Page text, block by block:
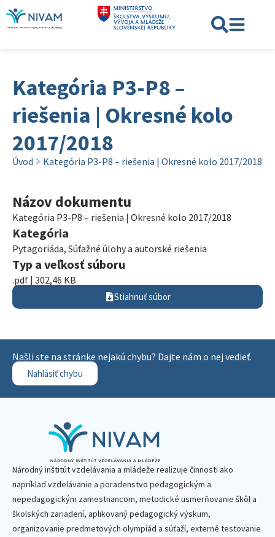
Kategória P3-P8 –
riešenia | Okresné kolo
2017/2018
Úvod Kategória P3-P8 – riešenia | Okresné kolo 2017/2018
Názov dokumentu
Kategória P3-P8 – riešenia | Okresné kolo 2017/2018
Kategória
Pytagoriáda, Súťažné úlohy a autorské riešenia
Typ a veľkosť súboru
.pdf | 302,46 KB
Stiahnuť súbor
Našli ste na stránke nejakú chybu? Dajte nám o nej vedieť.
Nahlásiť chybu
Národný inštitút vzdelávania a mládeže realizuje činnosti ako
napríklad vzdelávanie a poradenstvo pedagogickým a
nepedagogickým zamestnancom, metodické usmerňovanie škôl a
školských zariadení, aplikovaný pedagogický výskum,
organizovanie predmetových olympiád a súťaží, externé testovanie